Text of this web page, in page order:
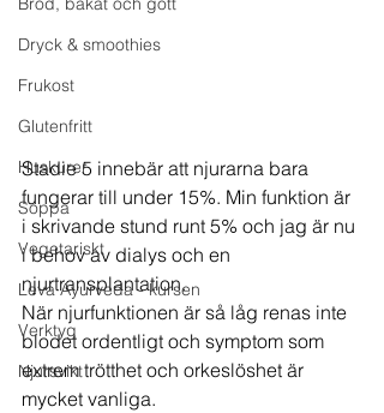
Dryck & smoothies
Frukost
Glutenfritt
Huskurer
Soppa
Vegetariskt
Leva Ayurveda - kursen
Verktyg
Njursvikt
Stadie 5 innebär att njurarna bara
fungerar till under 15%. Min funktion är
i skrivande stund runt 5% och jag är nu
i behov av dialys och en
njurtransplantation.
När njurfunktionen är så låg renas inte
blodet ordentligt och symptom som
extrem trötthet och orkeslöshet är
mycket vanliga.